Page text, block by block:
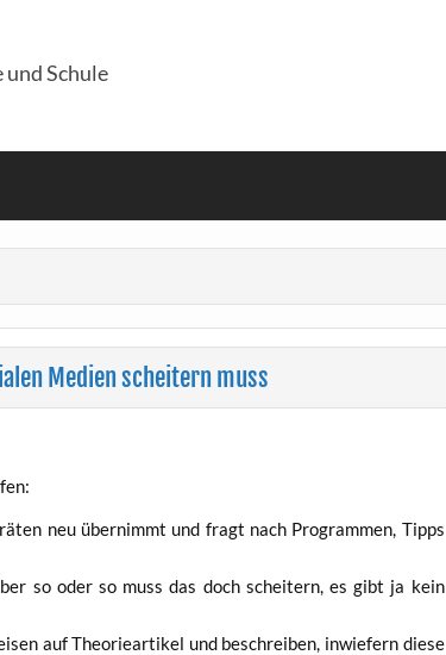
und Schule
Medien scheitern muss
neu über­nimmt und fragt nach Pro­gram­men, Tipps
so oder so muss das doch schei­tern, es gibt ja kein
auf Theo­rie­ar­ti­kel und beschrei­ben, inwie­fern die­se